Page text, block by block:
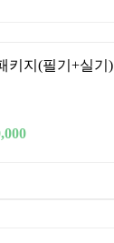
키지(필기+실기)